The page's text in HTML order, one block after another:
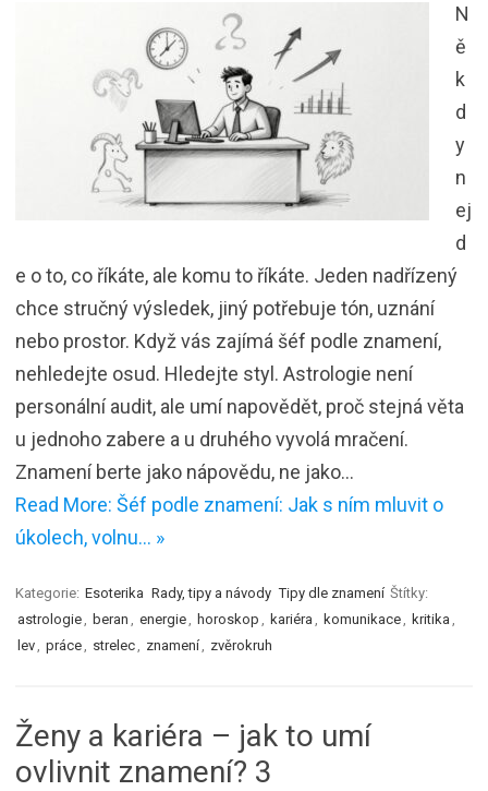
N
ě
k
d
y
n
ej
d
e o to, co říkáte, ale komu to říkáte. Jeden nadřízený
chce stručný výsledek, jiný potřebuje tón, uznání
nebo prostor. Když vás zajímá šéf podle znamení,
nehledejte osud. Hledejte styl. Astrologie není
personální audit, ale umí napovědět, proč stejná věta
u jednoho zabere a u druhého vyvolá mračení.
Znamení berte jako nápovědu, ne jako…
Read More: Šéf podle znamení: Jak s ním mluvit o
úkolech, volnu… »
Kategorie: Esoterika Rady, tipy a návody Tipy dle znamení Štítky:
astrologie
beran energie horoskop kariéra komunikace kritika
lev
práce strelec znamení zvěrokruh
Ženy a kariéra – jak to umí
ovlivnit znamení? 3